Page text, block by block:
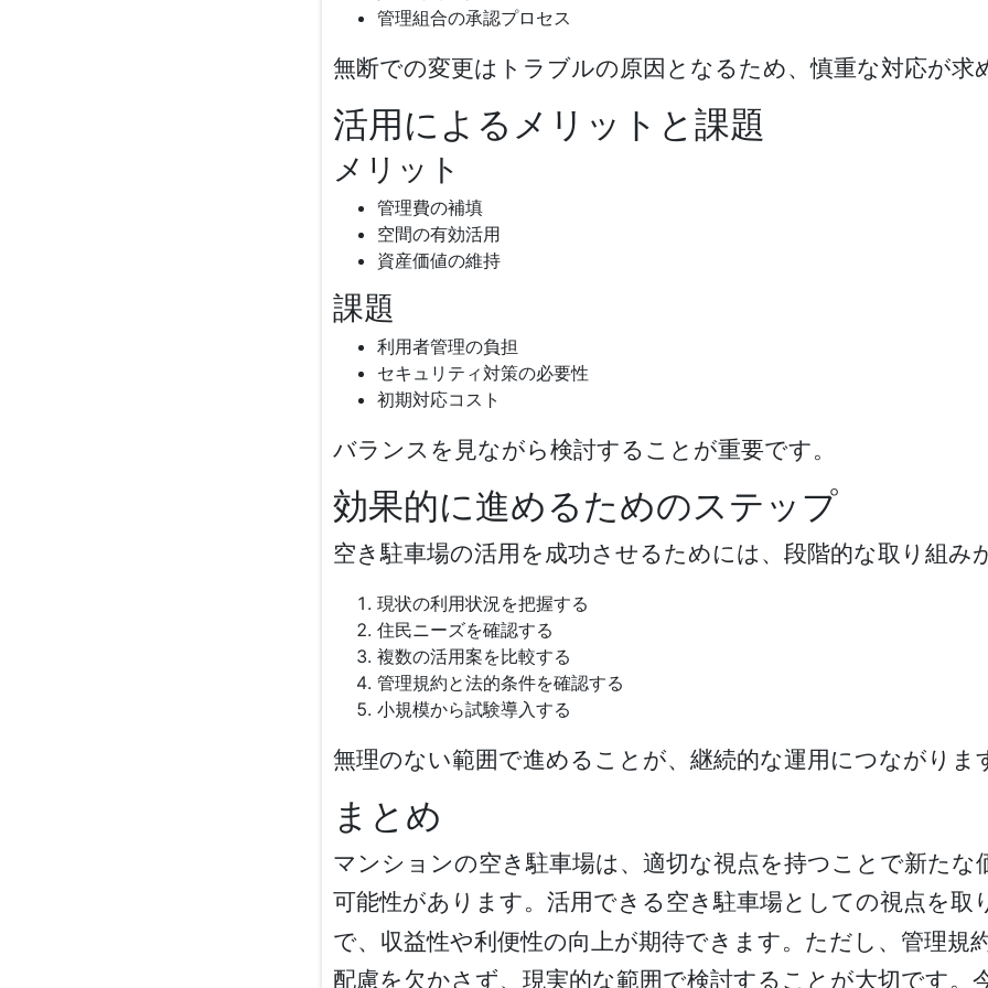
管理組合の承認プロセス
無断での変更はトラブルの原因となるため、慎重な対応が求
活用によるメリットと課題
メリット
管理費の補填
空間の有効活用
資産価値の維持
課題
利用者管理の負担
セキュリティ対策の必要性
初期対応コスト
バランスを見ながら検討することが重要です。
効果的に進めるためのステップ
空き駐車場の活用を成功させるためには、段階的な取り組み
現状の利用状況を把握する
住民ニーズを確認する
複数の活用案を比較する
管理規約と法的条件を確認する
小規模から試験導入する
無理のない範囲で進めることが、継続的な運用につながりま
まとめ
マンションの空き駐車場は、適切な視点を持つことで新たな
可能性があります。 活用できる空き駐車場としての視点を取
で、収益性や利便性の向上が期待できます。ただし、管理規
配慮を欠かさず、現実的な範囲で検討することが大切です。